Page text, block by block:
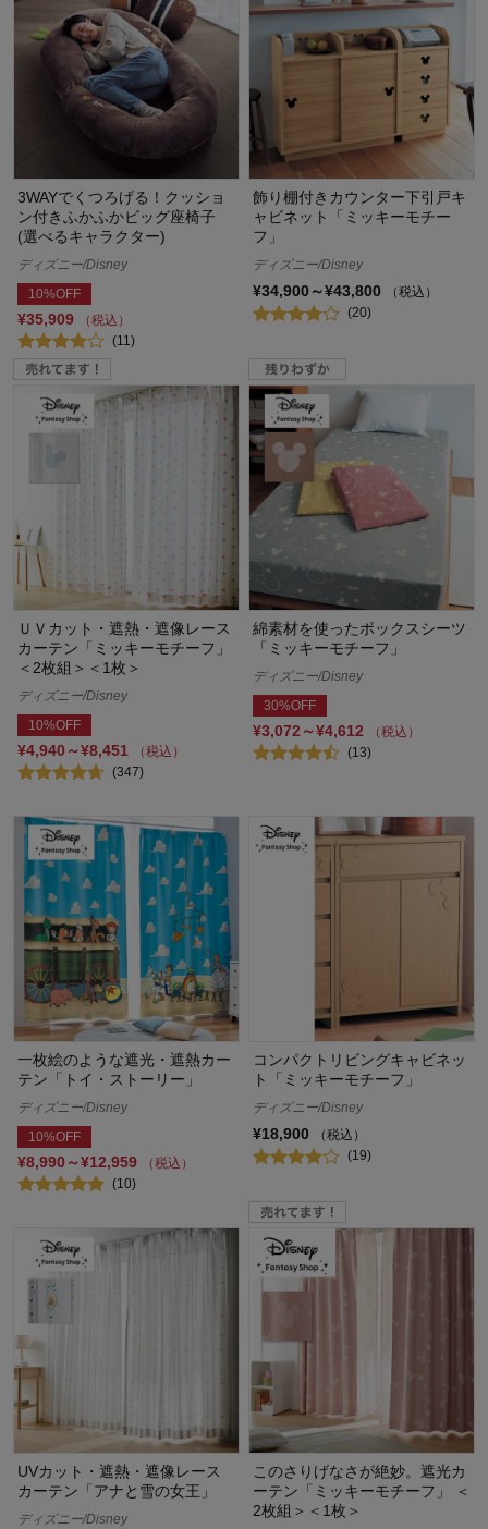
3WAYでくつろげる！クッショ
ン付きふかふかビッグ座椅子
(選べるキャラクター)
ディズニー/Disney
10%OFF
¥35,909
（税込）
(11)
飾り棚付きカウンター下引戸キ
ャビネット「ミッキーモチー
フ」
ディズニー/Disney
¥34,900～¥43,800
（税込）
(20)
ＵＶカット・遮熱・遮像レース
カーテン「ミッキーモチーフ」
＜2枚組＞＜1枚＞
ディズニー/Disney
10%OFF
¥4,940～¥8,451
（税込）
(347)
綿素材を使ったボックスシーツ
「ミッキーモチーフ」
ディズニー/Disney
30%OFF
¥3,072～¥4,612
（税込）
(13)
一枚絵のような遮光・遮熱カー
テン「トイ・ストーリー」
ディズニー/Disney
10%OFF
¥8,990～¥12,959
（税込）
(10)
コンパクトリビングキャビネッ
ト「ミッキーモチーフ」
ディズニー/Disney
¥18,900
（税込）
(19)
UVカット・遮熱・遮像レース
カーテン「アナと雪の女王」
ディズニー/Disney
このさりげなさが絶妙。遮光カ
ーテン「ミッキーモチーフ」 ＜
2枚組＞＜1枚＞